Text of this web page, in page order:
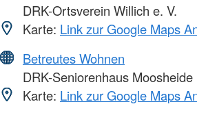
DRK-Ortsverein Willich e. V.
Karte: Link zur Google Maps
Betreutes Wohnen
DRK-Seniorenhaus Moosheide
Karte: Link zur Google Maps